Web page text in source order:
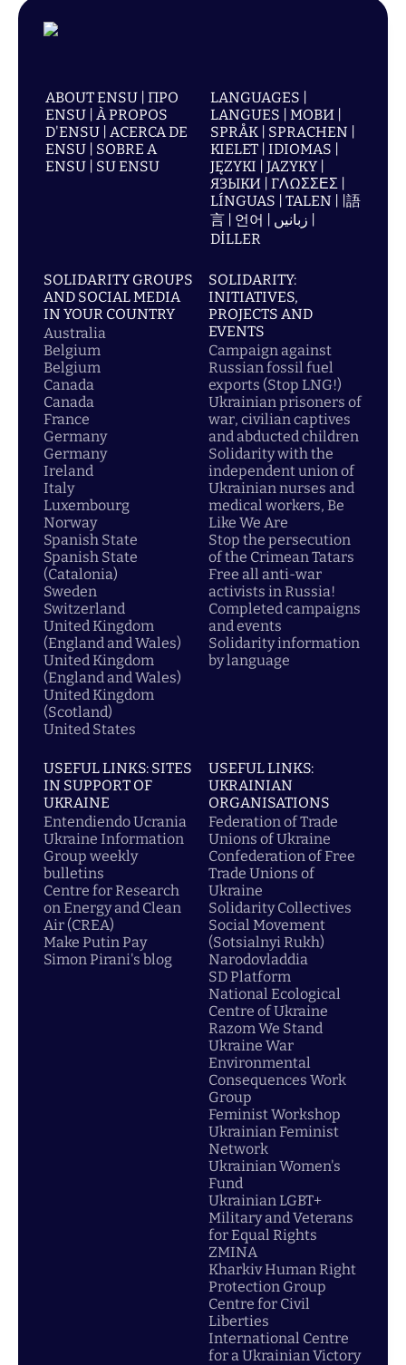
ABOUT ENSU | ПРО
ENSU | À PROPOS
D'ENSU | ACERCA DE
ENSU | SOBRE A
ENSU | SU ENSU
LANGUAGES |
LANGUES | МОВИ |
SPRÅK | SPRACHEN |
KIELET | IDIOMAS |
JĘZYKI | JAZYKY |
ЯЗЫКИ | ΓΛΩΣΣΕΣ |
LÍNGUAS | TALEN | |語
言 | 언어 | زبانیں |
DİLLER
SOLIDARITY GROUPS
AND SOCIAL MEDIA
IN YOUR COUNTRY
Australia
Belgium
Belgium
Canada
Canada
France
Germany
Germany
Ireland
Italy
Luxembourg
Norway
Spanish State
Spanish State
(Catalonia)
Sweden
Switzerland
United Kingdom
(England and Wales)
United Kingdom
(England and Wales)
United Kingdom
(Scotland)
United States
SOLIDARITY:
INITIATIVES,
PROJECTS AND
EVENTS
Campaign against
Russian fossil fuel
exports (Stop LNG!)
Ukrainian prisoners of
war, civilian captives
and abducted children
Solidarity with the
independent union of
Ukrainian nurses and
medical workers, Be
Like We Are
Stop the persecution
of the Crimean Tatars
Free all anti-war
activists in Russia!
Completed campaigns
and events
Solidarity information
by language
USEFUL LINKS: SITES
IN SUPPORT OF
UKRAINE
Entendiendo Ucrania
Ukraine Information
Group weekly
bulletins
Centre for Research
on Energy and Clean
Air (CREA)
Make Putin Pay
Simon Pirani's blog
USEFUL LINKS:
UKRAINIAN
ORGANISATIONS
Federation of Trade
Unions of Ukraine
Confederation of Free
Trade Unions of
Ukraine
Solidarity Collectives
Social Movement
(Sotsialnyi Rukh)
Narodovladdia
SD Platform
National Ecological
Centre of Ukraine
Razom We Stand
Ukraine War
Environmental
Consequences Work
Group
Feminist Workshop
Ukrainian Feminist
Network
Ukrainian Women's
Fund
Ukrainian LGBT+
Military and Veterans
for Equal Rights
ZMINA
Kharkiv Human Right
Protection Group
Centre for Civil
Liberties
International Centre
for a Ukrainian Victory